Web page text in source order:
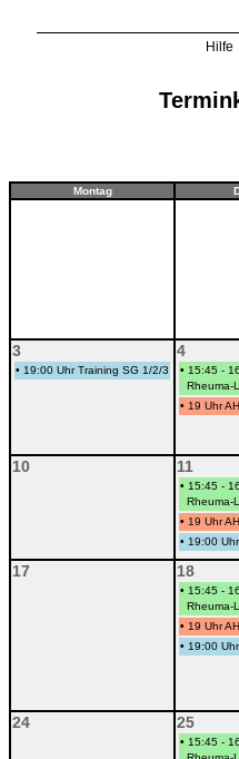
Hilfe
Montag
3
• 19:00 Uhr Training SG 1/2/3
4
• 15:45 -
Rheuma-
• 19 Uhr
10 11
• 15:45 -
Rheuma-
• 19 Uhr
• 19:00
17 18
• 15:45 -
Rheuma-
• 19 Uhr
• 19:00
24 25
• 15:45 -